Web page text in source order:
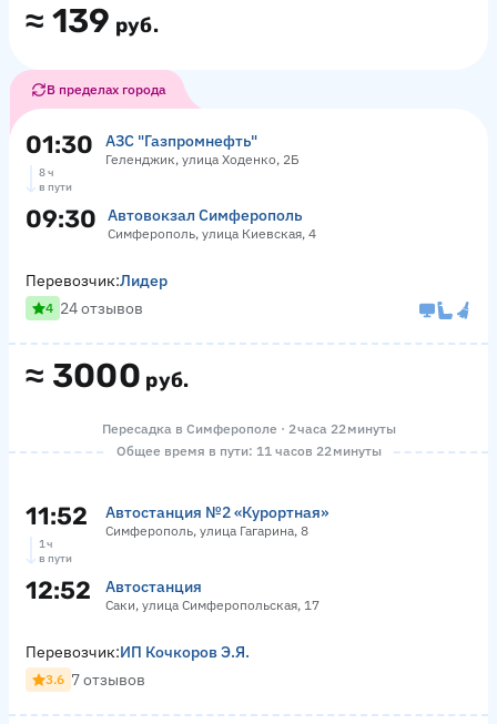
≈ 139 руб.
В пределах города
01:30 АЗС "Газпромнефть"
Геленджик, улица Ходенко, 2Б
8 ч
в пути
09:30 Автовокзал Симферополь
Симферополь, улица Киевская, 4
≈ 3000 руб.
Перевозчик:Лидер
4 24 отзывов
Пересадка в Симферополе · 2 часа 22 минуты
Общее время в пути: 11 часов 22 минуты
11:52 Автостанция №2 «Курортная»
Симферополь, улица Гагарина, 8
1 ч
в пути
12:52 Автостанция
Саки, улица Симферопольская, 17
Перевозчик:ИП Кочкоров Э.Я.
3.6 7 отзывов